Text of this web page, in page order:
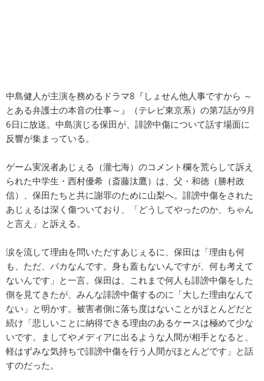
中島健人が主演を務めるドラマ8『しょせん他人事ですから ～
とある弁護士の本音の仕事～』（テレビ東京系）の第7話が9月
6日に放送。中島演じる保田が、誹謗中傷について話す場面に
反響が集まっている。
ゲーム実況者あじぇる（瀧七海）のコメント欄を荒らして訴え
られた中学生・西村優希（斎藤汰鷹）は、父・和徳（勝村政
信）、保田たちと共に謝罪のために山梨へ。誹謗中傷をされた
あじぇるは深く傷ついており、「どうしてやったのか、ちゃん
と言え」と訴える。
涙を流して理由を問いただすあじぇるに、保田は「理由も何
も、ただ、バカなんです。身も蓋もないんですが、何も考えて
ないんです」と一言。保田は、これまで何人も誹謗中傷をした
側を見てきたが、みんな誹謗中傷するのに「大した理由なんて
ない」と明かす。被害者側に落ち度はないことがほとんどだと
続け「悲しいことに納得できる理由のあるケースは極めて少な
いです。ましてやメディアに出るような人間が相手となると、
軽はずみな気持ちで誹謗中傷を行う人間がほとんどです」と話
すのだった。